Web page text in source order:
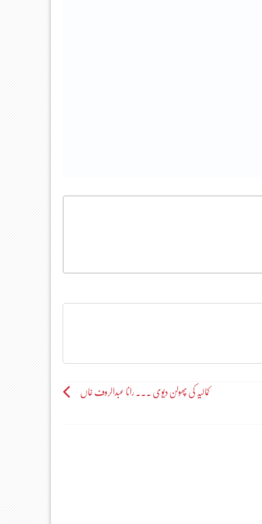
کمالیہ کی پھولن دیوی ۔۔۔ رانا عبدالروف خاں